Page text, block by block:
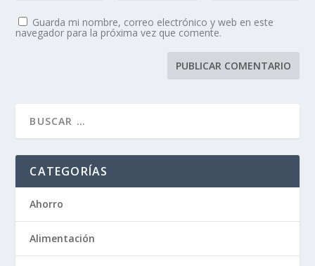
Guarda mi nombre, correo electrónico y web en este
navegador para la próxima vez que comente.
CATEGORÍAS
Ahorro
Alimentación